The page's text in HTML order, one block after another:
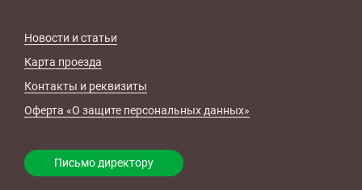
Новости и статьи
Карта проезда
Контакты и реквизиты
Оферта «О защите персональных данных»
Письмо директору